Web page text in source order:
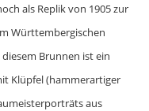
als Replik von 1905 zur
Württembergischen
Brunnen ist ein
Klüpfel (hammerartiger
aus